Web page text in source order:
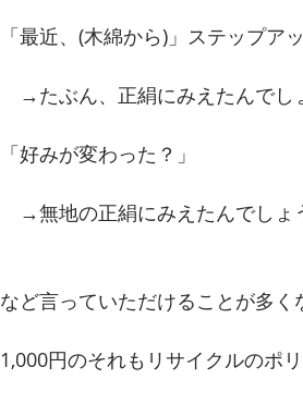
「最近、(木綿から)」ステップア
→たぶん、正絹にみえたんでし
「好みが変わった？」
→無地の正絹にみえたんでしょ
など言っていただけることが多く
1,000円のそれもリサイクルのポ